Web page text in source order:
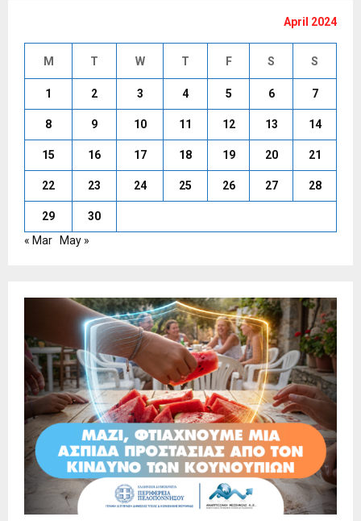
April 2024
M T W T F S S
1 2 3 4 5 6 7
8 9 10 11 12 13 14
15 16 17 18 19 20 21
22 23 24 25 26 27 28
29
30
« Mar
May »